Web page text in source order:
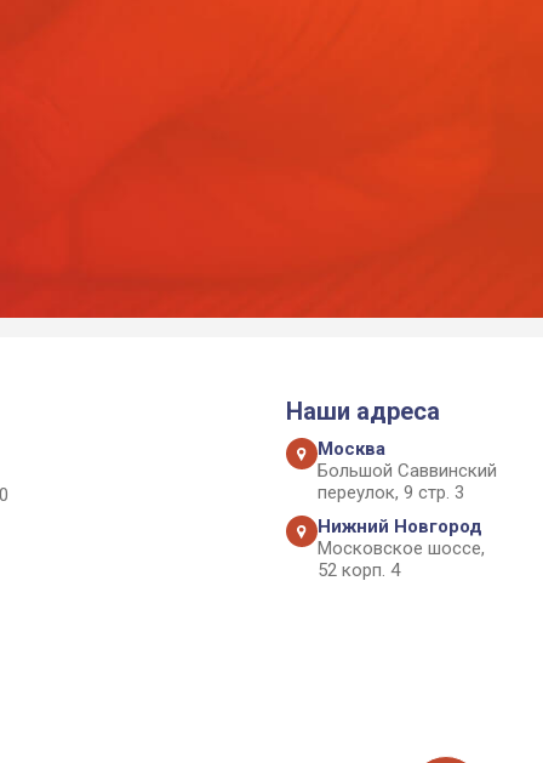
Наши адреса
Москва
Большой Саввинский
переулок, 9 стр. 3
Нижний Новгород
Московское шоссе,
52 корп. 4